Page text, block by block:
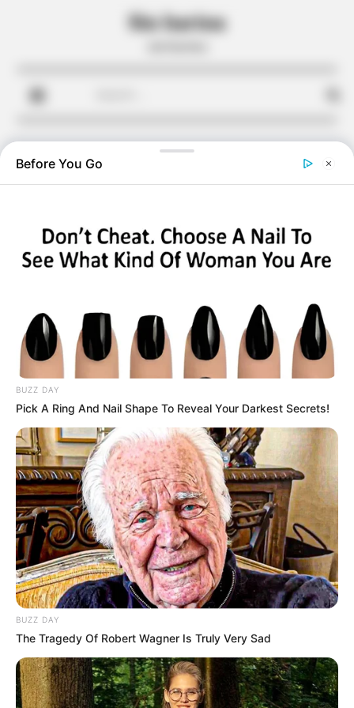
Sin harina
by:Admin
Budín de zanahorias
(carrot cake salado)
Before You Go
BUZZ DAY
Pick A Ring And Nail Shape To Reveal Your Darkest Secrets!
BUZZ DAY
The Tragedy Of Robert Wagner Is Truly Very Sad